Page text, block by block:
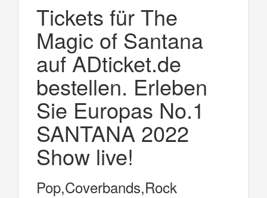
Tickets für The
Magic of Santana
auf ADticket.de
bestellen. Erleben
Sie Europas No.1
SANTANA 2022
Show live!
Pop,Coverbands,Rock